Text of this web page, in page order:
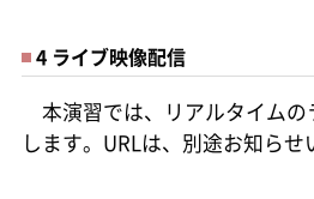
4 ライブ映像配信
本演習では、リアルタイムの
します。URLは、別途お知らせ